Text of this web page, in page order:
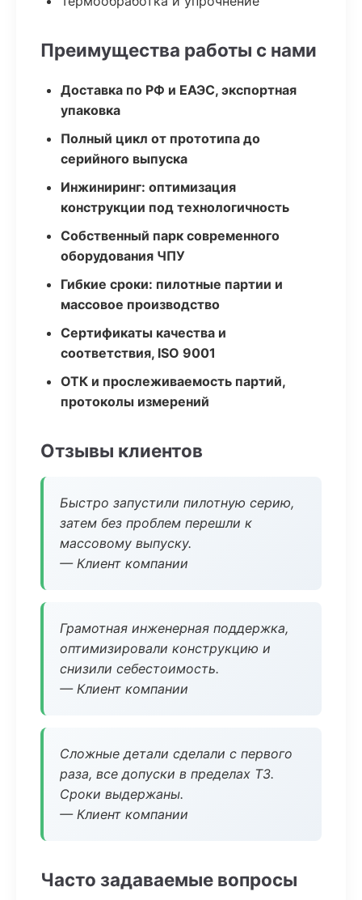
Преимущества работы с нами
Доставка по РФ и ЕАЭС, экспортная
упаковка
Полный цикл от прототипа до
серийного выпуска
Инжиниринг: оптимизация
конструкции под технологичность
Собственный парк современного
оборудования ЧПУ
Гибкие сроки: пилотные партии и
массовое производство
Сертификаты качества и
соответствия, ISO 9001
ОТК и прослеживаемость партий,
протоколы измерений
Отзывы клиентов
Быстро запустили пилотную серию,
затем без проблем перешли к
массовому выпуску.
— Клиент компании
Грамотная инженерная поддержка,
оптимизировали конструкцию и
снизили себестоимость.
— Клиент компании
Сложные детали сделали с первого
раза, все допуски в пределах ТЗ.
Сроки выдержаны.
— Клиент компании
Часто задаваемые вопросы